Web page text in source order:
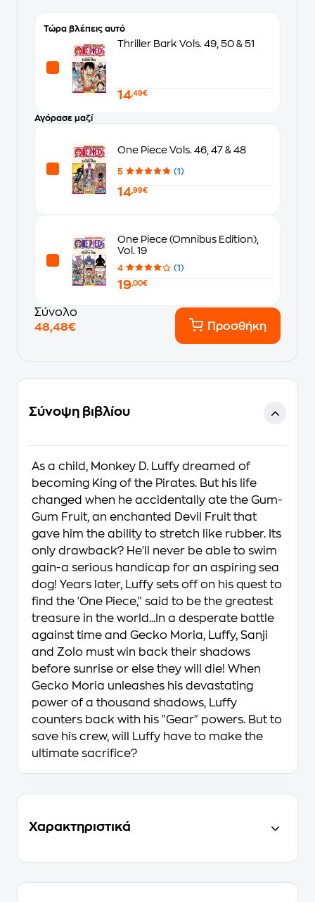
Τώρα βλέπεις αυτό
Thriller Bark Vols. 49, 50 & 51
14,49€
Αγόρασε μαζί
One Piece Vols. 46, 47 & 48
5 (1)
14,99€
One Piece (Omnibus Edition),
Vol. 19
4 (1)
19,00€
Σύνολο
48,48€
Προσθήκη
Σύνοψη βιβλίου
As a child, Monkey D. Luffy dreamed of
becoming King of the Pirates. But his life
changed when he accidentally ate the Gum-
Gum Fruit, an enchanted Devil Fruit that
gave him the ability to stretch like rubber. Its
only drawback? He'll never be able to swim
gain-a serious handicap for an aspiring sea
dog! Years later, Luffy sets off on his quest to
find the 'One Piece," said to be the greatest
treasure in the world...In a desperate battle
against time and Gecko Moria, Luffy, Sanji
and Zolo must win back their shadows
before sunrise or else they will die! When
Gecko Moria unleashes his devastating
power of a thousand shadows, Luffy
counters back with his "Gear" powers. But to
save his crew, will Luffy have to make the
ultimate sacrifice?
Χαρακτηριστικά